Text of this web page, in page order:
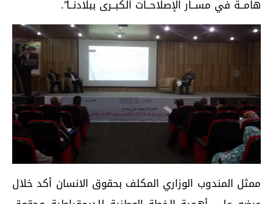
هامــة في مســار الإصلاحــات الكبــرى ببلادنــا”.
ممثل المندوب الوزاري المكلف بحقوق الانسان أكد خلال